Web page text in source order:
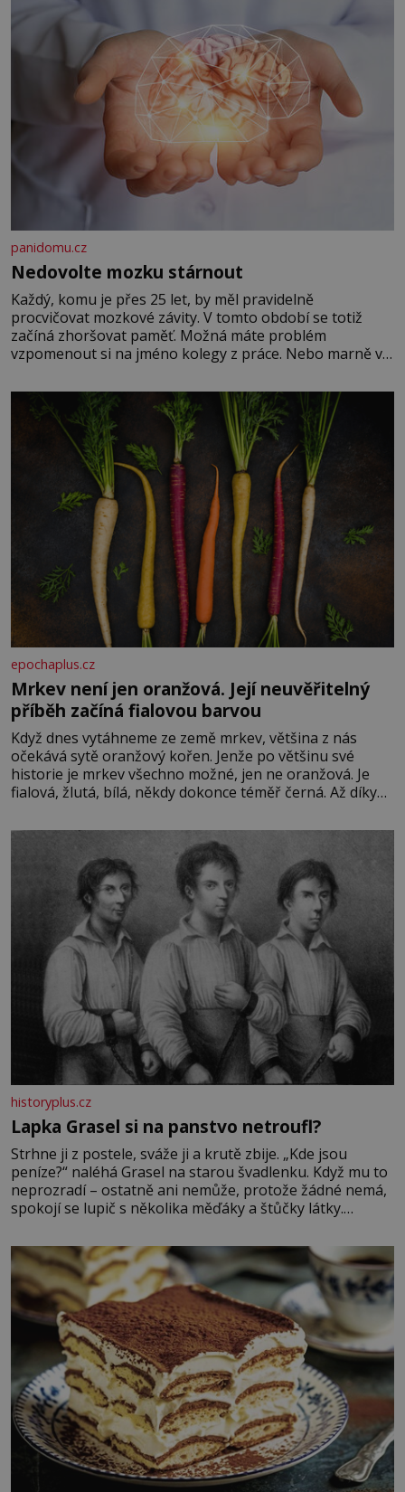
panidomu.cz
Nedovolte mozku stárnout
Každý, komu je přes 25 let, by měl pravidelně
procvičovat mozkové závity. V tomto období se totiž
začíná zhoršovat paměť. Možná máte problém
vzpomenout si na jméno kolegy z práce. Nebo marně v
Je to opravdu tak, s věkem jako kdyby se paměť
rozhodla stávkovat. Cvičte
epochaplus.cz
Mrkev není jen oranžová. Její neuvěřitelný
příběh začíná fialovou barvou
Když dnes vytáhneme ze země mrkev, většina z nás
očekává sytě oranžový kořen. Jenže po většinu své
historie je mrkev všechno možné, jen ne oranžová. Je
fialová, žlutá, bílá, někdy dokonce téměř černá. Až díky
bez které si českou zahradu ani nedokážeme představit.
historyplus.cz
Lapka Grasel si na panstvo netroufl?
Strhne ji z postele, sváže ji a krutě zbije. „Kde jsou
peníze?“ naléhá Grasel na starou švadlenku. Když mu to
neprozradí – ostatně ani nemůže, protože žádné nemá,
spokojí se lupič s několika měďáky a štůčky látky.
krutý. Jeho činy budí hrůzu ještě dlouho po jeho smrti